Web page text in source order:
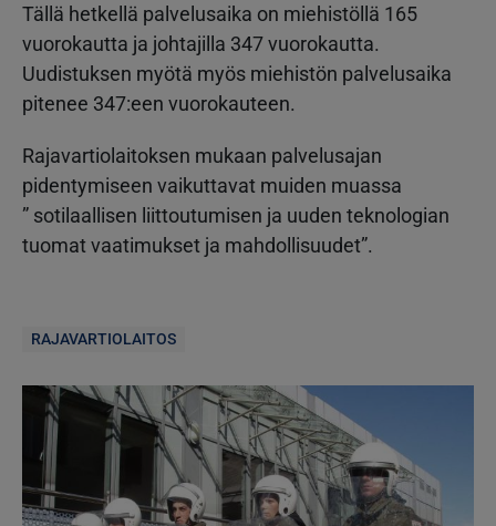
Tällä hetkellä palvelusaika on miehistöllä 165
vuorokautta ja johtajilla 347 vuorokautta.
Uudistuksen myötä myös miehistön palvelusaika
pitenee 347:een vuorokauteen.
Rajavartiolaitoksen mukaan palvelusajan
pidentymiseen vaikuttavat muiden muassa
” sotilaallisen liittoutumisen ja uuden teknologian
tuomat vaatimukset ja mahdollisuudet”.
RAJAVARTIOLAITOS
Kuva